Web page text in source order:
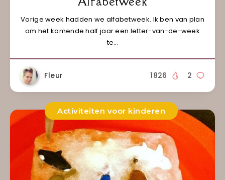
Vorige week hadden we alfabetweek. Ik ben van plan
om het komende half jaar een letter-van-de-week
te…
Fleur 2
1826
Activiteiten voor kinderen